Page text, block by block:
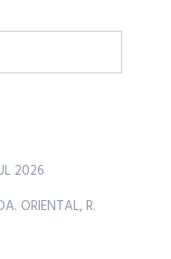
2026
ORIENTAL, R.